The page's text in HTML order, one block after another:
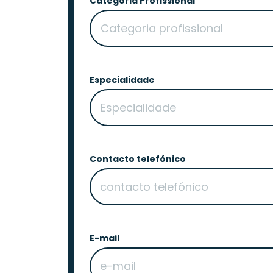
Especialidade
Contacto telefónico
E-mail